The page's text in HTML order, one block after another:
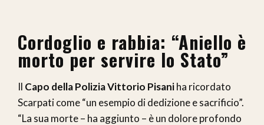
Cordoglio e rabbia: “Aniello è
morto per servire lo Stato”
Il Capo della Polizia Vittorio Pisaniha ricordato
Scarpati come “un esempio di dedizione e sacrificio”.
“La sua morte – ha aggiunto – è un dolore profondo